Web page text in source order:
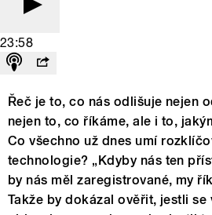
23:58
Řeč je to, co nás odlišuje nejen
nejen to, co říkáme, ale i to,
Co všechno už dnes umí
technologie? „Kdyby nás ten
by nás měl zaregistrované, my
Takže by dokázal ověřit, jestli